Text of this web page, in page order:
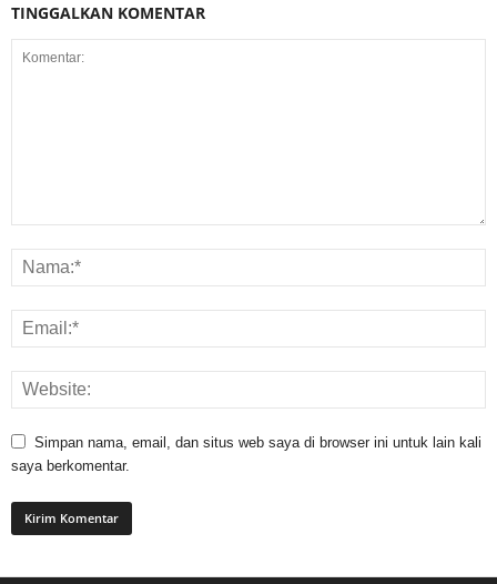
TINGGALKAN KOMENTAR
Simpan nama, email, dan situs web saya di browser ini untuk lain kali
saya berkomentar.